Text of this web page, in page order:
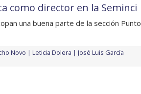
como director en la Seminci
una buena parte de la sección Punto
Novo Leticia Dolera
José Luis García